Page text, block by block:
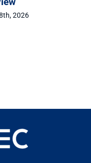
Opening of New